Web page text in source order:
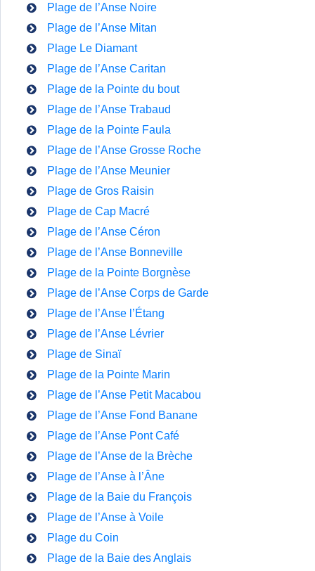
Plage de l’Anse Noire
Plage de l’Anse Mitan
Plage Le Diamant
Plage de l’Anse Caritan
Plage de la Pointe du bout
Plage de l’Anse Trabaud
Plage de la Pointe Faula
Plage de l’Anse Grosse Roche
Plage de l’Anse Meunier
Plage de Gros Raisin
Plage de Cap Macré
Plage de l’Anse Céron
Plage de l’Anse Bonneville
Plage de la Pointe Borgnèse
Plage de l’Anse Corps de Garde
Plage de l’Anse l’Étang
Plage de l’Anse Lévrier
Plage de Sinaï
Plage de la Pointe Marin
Plage de l’Anse Petit Macabou
Plage de l’Anse Fond Banane
Plage de l’Anse Pont Café
Plage de l’Anse de la Brèche
Plage de l’Anse à l’Âne
Plage de la Baie du François
Plage de l’Anse à Voile
Plage du Coin
Plage de la Baie des Anglais